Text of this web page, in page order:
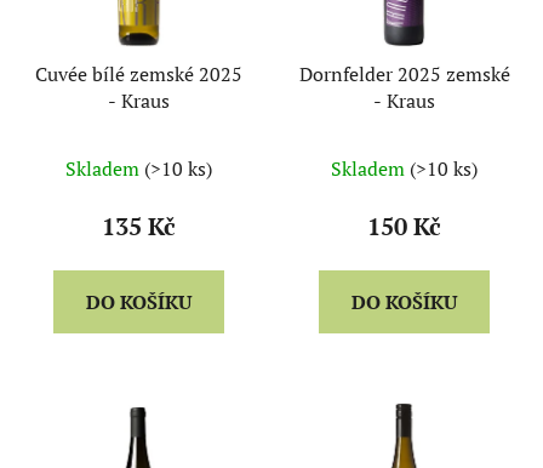
Cuvée bílé zemské 2025
- Kraus
Skladem (>10 ks)
135 Kč
DO KOŠÍKU
Dornfelder 2025 zemské
- Kraus
Skladem (>10 ks)
150 Kč
DO KOŠÍKU